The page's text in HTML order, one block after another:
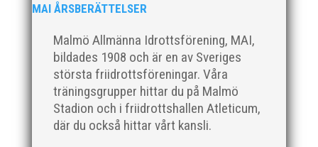
MAI ÅRSBERÄTTELSER
Malmö Allmänna Idrottsförening, MAI,
bildades 1908 och är en av Sveriges
största friidrottsföreningar. Våra
träningsgrupper hittar du på Malmö
Stadion och i friidrottshallen Atleticum,
där du också hittar vårt kansli.
För mig har Lasse betytt oerhört mycket på flera
plan. På 80- och 90-talet, då jag själv var aktiv, var
han för mig en handlingskraftig ledare som alltid var
på plats och igång med en mängd olika projekt. Med
sin parhäst och nära vän, Bengt Bendéus,...